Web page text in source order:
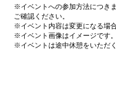
※イベントへの参加方法につき
ご確認ください。
※イベント内容は変更になる場合
※イベント画像はイメージです。
※イベントは途中休憩をいただ